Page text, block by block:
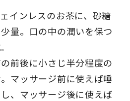
インレスのお茶に、砂糖
量。口の中の潤いを保つ
前後に小さじ半分程度の
マッサージ前に使えば唾
、マッサージ後に使えば